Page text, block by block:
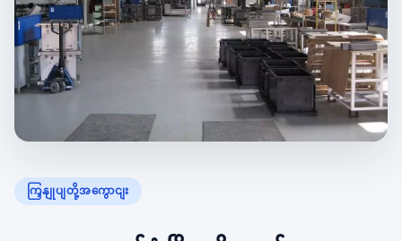
ကြှနျုပျတို့အကွောငျး